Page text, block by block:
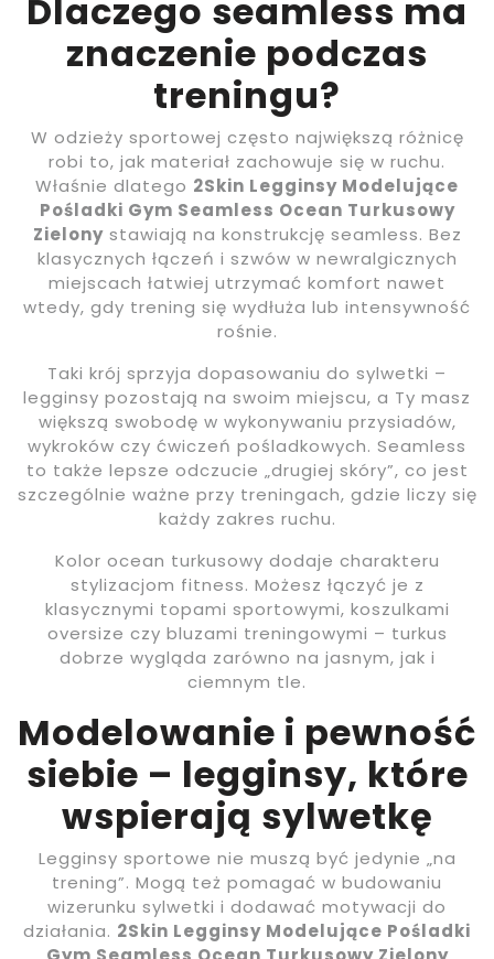
Dlaczego seamless ma
znaczenie podczas
treningu?
W odzieży sportowej często największą różnicę
robi to, jak materiał zachowuje się w ruchu.
Właśnie dlatego 2Skin Legginsy Modelujące
Pośladki Gym Seamless Ocean Turkusowy
Zielonystawiają na konstrukcję seamless. Bez
klasycznych łączeń i szwów w newralgicznych
miejscach łatwiej utrzymać komfort nawet
wtedy, gdy trening się wydłuża lub intensywność
rośnie.
Taki krój sprzyja dopasowaniu do sylwetki –
legginsy pozostają na swoim miejscu, a Ty masz
większą swobodę w wykonywaniu przysiadów,
wykroków czy ćwiczeń pośladkowych. Seamless
to także lepsze odczucie „drugiej skóry”, co jest
szczególnie ważne przy treningach, gdzie liczy się
każdy zakres ruchu.
Kolor ocean turkusowy dodaje charakteru
stylizacjom fitness. Możesz łączyć je z
klasycznymi topami sportowymi, koszulkami
oversize czy bluzami treningowymi – turkus
dobrze wygląda zarówno na jasnym, jak i
ciemnym tle.
Modelowanie i pewność
siebie – legginsy, które
wspierają sylwetkę
Legginsy sportowe nie muszą być jedynie „na
trening”. Mogą też pomagać w budowaniu
wizerunku sylwetki i dodawać motywacji do
działania. 2Skin Legginsy Modelujące Pośladki